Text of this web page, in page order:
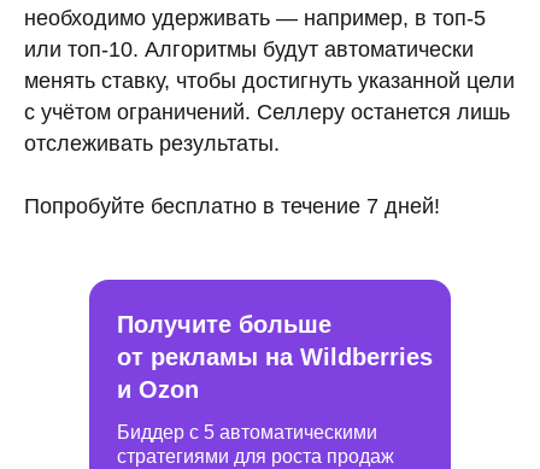
необходимо удерживать — например, в топ-5
или топ-10. Алгоритмы будут автоматически
менять ставку, чтобы достигнуть указанной цели
с учётом ограничений. Селлеру останется лишь
отслеживать результаты.
Попробуйте бесплатно в течение 7 дней!
Получите больше
от рекламы на Wildberries
и Ozon
Биддер с 5 автоматическими
стратегиями для роста продаж